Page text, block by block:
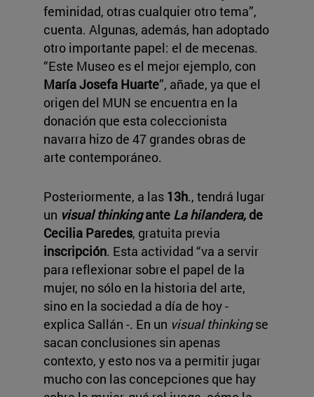
feminidad, otras cualquier otro tema”,
cuenta. Algunas, además, han adoptado
otro importante papel: el de mecenas.
“Este Museo es el mejor ejemplo, con
María Josefa Huarte”, añade, ya que el
origen del MUN se encuentra en la
donación que esta coleccionista
navarra hizo de 47 grandes obras de
arte contemporáneo.
Posteriormente, a las 13h., tendrá lugar
un visual thinkingante La hilandera, de
Cecilia Paredes, gratuita previa
inscripción. Esta actividad “va a servir
para reflexionar sobre el papel de la
mujer, no sólo en la historia del arte,
sino en la sociedad a día de hoy -
explica Sallán -. En un visual thinkingse
sacan conclusiones sin apenas
contexto, y esto nos va a permitir jugar
mucho con las concepciones que hay